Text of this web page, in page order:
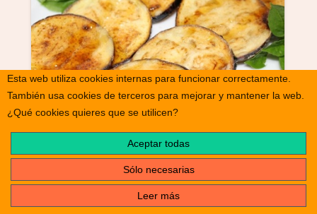
Berenjenas con miel
Esta web utiliza cookies internas para funcionar correctamente.
También usa cookies de terceros para mejorar y mantener la web.
¿Qué cookies quieres que se utilicen?
Aceptar todas
Sólo necesarias
Leer más